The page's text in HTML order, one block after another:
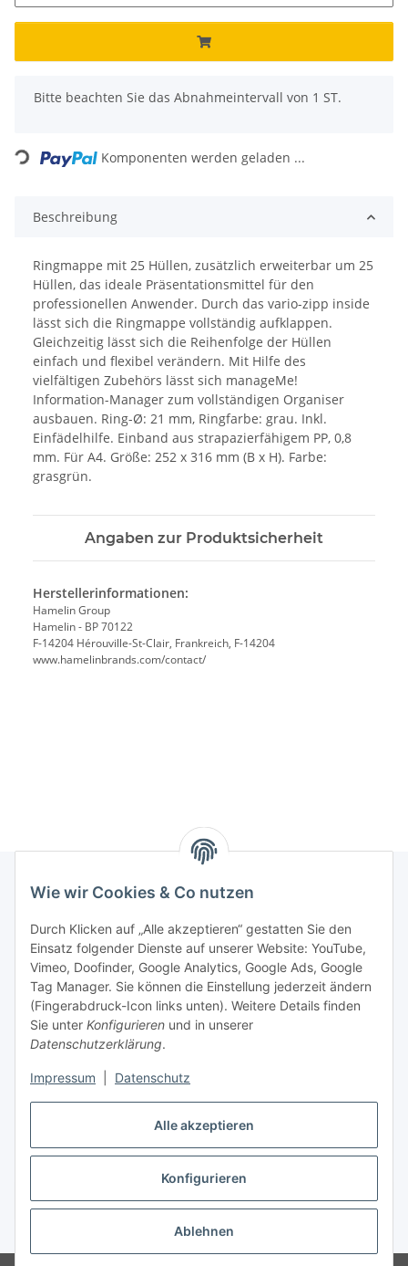
Alle akzeptieren
Konfigurieren
Ablehnen
Wie wir Cookies & Co nutzen
Durch Klicken auf „Alle akzeptieren“ gestatten Sie den
Einsatz folgender Dienste auf unserer Website: YouTube,
Vimeo, Doofinder, Google Analytics, Google Ads, Google
Tag Manager. Sie können die Einstellung jederzeit ändern
(Fingerabdruck-Icon links unten). Weitere Details finden
Sie unter Konfigurieren und in unserer
Datenschutzerklärung.
Impressum Datenschutz
x
Bitte beachten Sie das Abnahmeintervall von 1 ST.
Komponenten werden geladen ...
Beschreibung
Ringmappe mit 25 Hüllen, zusätzlich erweiterbar um 25
Hüllen, das ideale Präsentationsmittel für den
professionellen Anwender. Durch das vario-zipp inside
lässt sich die Ringmappe vollständig aufklappen.
Gleichzeitig lässt sich die Reihenfolge der Hüllen
einfach und flexibel verändern. Mit Hilfe des
vielfältigen Zubehörs lässt sich manageMe!
Information-Manager zum vollständigen Organiser
ausbauen. Ring-Ø: 21 mm, Ringfarbe: grau. Inkl.
Einfädelhilfe. Einband aus strapazierfähigem PP, 0,8
mm. Für A4. Größe: 252 x 316 mm (B x H). Farbe:
grasgrün.
Angaben zur Produktsicherheit
Herstellerinformationen:
Hamelin Group
Hamelin - BP 70122
F-14204 Hérouville-St-Clair, Frankreich, F-14204
www.hamelinbrands.com/contact/
Rechtliches
Allgemeines
Firma
Vertrag widerrufen
* Alle Preise inkl. gesetzlicher USt., zzgl.Versand